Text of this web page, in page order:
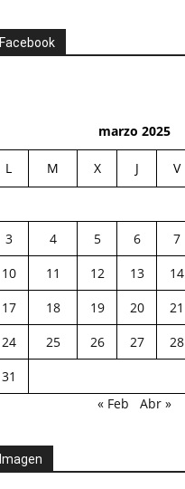
Facebook
marzo 2025
L M X J V
3
4 5 6 7
10
11 12 13 14
17
18 19 20 21
24
25 26 27 28
31
« Feb
Abr »
Imagen